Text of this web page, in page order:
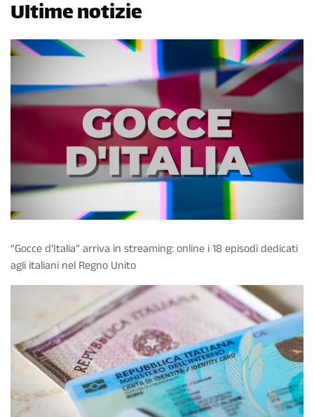
Ultime notizie
“Gocce d’Italia” arriva in streaming: online i 18 episodi dedicati
agli italiani nel Regno Unito